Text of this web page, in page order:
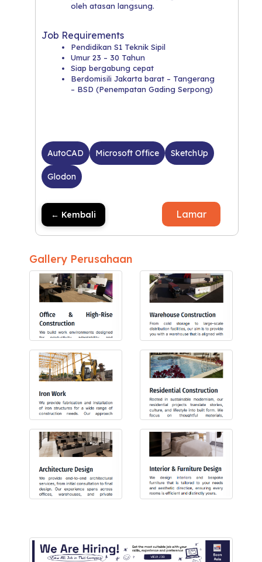
oleh atasan langsung.
Job Requirements
Pendidikan S1 Teknik Sipil
Umur 23 – 30 Tahun
Siap bergabung cepat
Berdomisili Jakarta barat – Tangerang
– BSD (Penempatan Gading Serpong)
AutoCAD Microsoft Office SketchUp
Glodon
← Kembali Lamar
Gallery Perusahaan